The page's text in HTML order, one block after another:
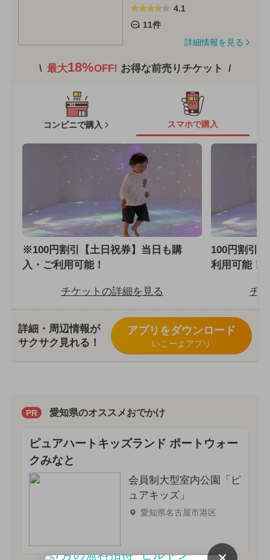
4.1
11件
詳細情報を見る
最大18%OFF! お得な前売りチケット
コンビニで購入 スマホで購入
※100円割引【土日祝券】当日も購
入・ご利用可能！
チケットの詳細を見る
100円割引
利用可能！
チ
詳細・周辺情報が
サクサク見れる！
アプリをダウンロード
いこーよアプリ
PR 愛知県のオススメおでかけ
ピュアハートキッズランド ポートウォー
クみなと
会員制大型室内公園「ピ
ュアキッズ」
愛知県名古屋市港区